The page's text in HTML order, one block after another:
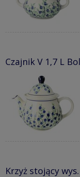
Czajnik V 1,7 L
Krzyż stojący